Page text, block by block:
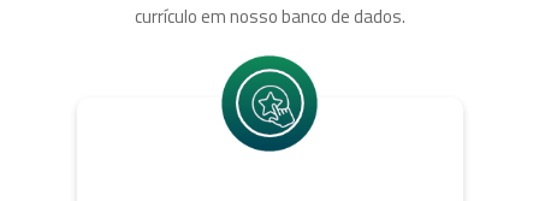
currículo em nosso banco de dados.